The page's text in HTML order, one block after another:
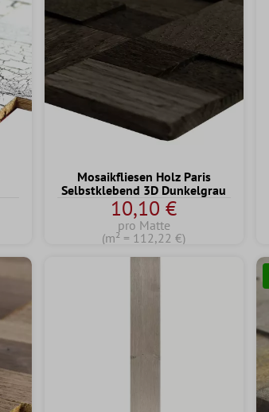
Mosaikfliesen Holz Paris
Selbstklebend 3D Dunkelgrau
10,10 €
pro Matte
(m² = 112,22 €)